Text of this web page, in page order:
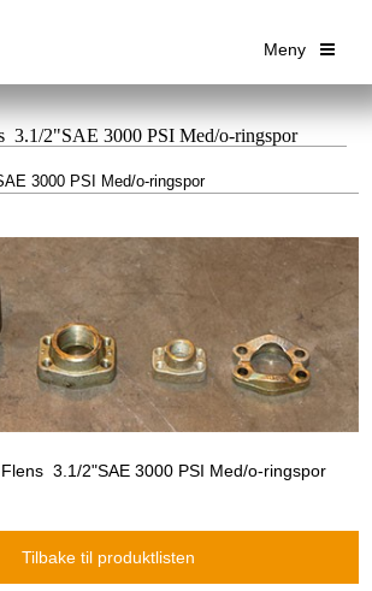
Meny
3.1/2"SAE 3000 PSI Med/o-ringspor
3000 PSI Med/o-ringspor
Flens 3.1/2"SAE 3000 PSI Med/o-ringspor